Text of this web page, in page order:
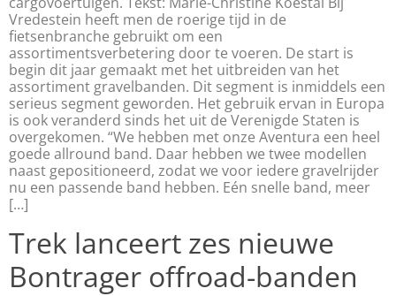
Vredestein heeft men de roerige tijd in de
fietsenbranche gebruikt om een
assortimentsverbetering door te voeren. De start is
begin dit jaar gemaakt met het uitbreiden van het
assortiment gravelbanden. Dit segment is inmiddels een
serieus segment geworden. Het gebruik ervan in Europa
is ook veranderd sinds het uit de Verenigde Staten is
overgekomen. “We hebben met onze Aventura een heel
goede allround band. Daar hebben we twee modellen
naast gepositioneerd, zodat we voor iedere gravelrijder
nu een passende band hebben. Eén snelle band, meer
[…]
Trek lanceert zes nieuwe
Bontrager offroad-banden